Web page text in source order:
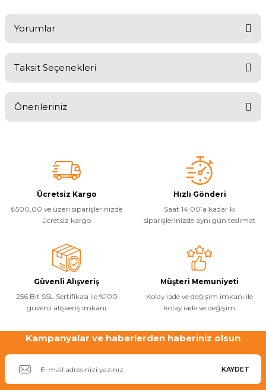
Havuz
Kapağı
Havuz
Jakuzi Sauna
Kartuş Filtreler
Kuvars Cam
Olimpik Havuz
Yorumlar
Taksit Seçenekleri
Önerileriniz
Görüş ve önerileriniz için teşekkür ederiz.
Ürün resmi kalitesiz, bozuk veya görüntülenemiyor.
Ürün açıklamasında eksik bilgiler bulunuyor.
Ürün bilgilerinde hatalar bulunuyor.
Ürün fiyatı diğer sitelerden daha pahalı.
Bu ürüne benzer farklı alternatifler olmalı.
Gönder
Ücretsiz Kargo
₺500,00 ve üzeri siparişlerinizde
ücretsiz kargo
Hızlı Gönderi
Saat 14:00’a kadar ki
siparişlerinizde aynı gün teslimat
Güvenli Alışveriş
256 Bit SSL Sertifikası ile %100
güvenli alışveriş imkanı
Müşteri Memuniyeti
Kolay iade ve değişim imkanı ile
kolay iade ve değişim
Kampanyalar ve haberlerden haberiniz olsun
KAYDET